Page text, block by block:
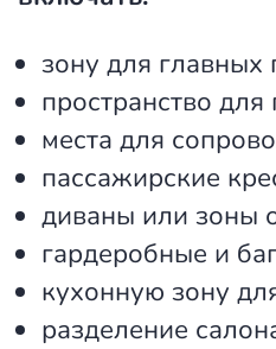
зону для главных
пространство для
места для
пассажирские
диваны или зоны
гардеробные и
кухонную зону
разделение